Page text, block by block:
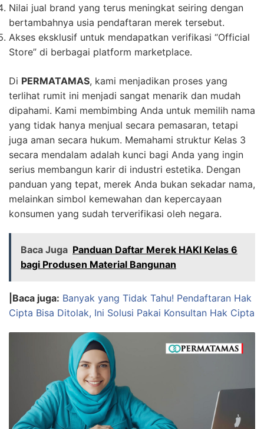
Nilai jual brand yang terus meningkat seiring dengan
bertambahnya usia pendaftaran merek tersebut.
Akses eksklusif untuk mendapatkan verifikasi “Official
Store” di berbagai platform marketplace.
Di PERMATAMAS, kami menjadikan proses yang
terlihat rumit ini menjadi sangat menarik dan mudah
dipahami. Kami membimbing Anda untuk memilih nama
yang tidak hanya menjual secara pemasaran, tetapi
juga aman secara hukum. Memahami struktur Kelas 3
secara mendalam adalah kunci bagi Anda yang ingin
serius membangun karir di industri estetika. Dengan
panduan yang tepat, merek Anda bukan sekadar nama,
melainkan simbol kemewahan dan kepercayaan
konsumen yang sudah terverifikasi oleh negara.
Baca Juga Panduan Daftar Merek HAKI Kelas 6
bagi Produsen Material Bangunan
|Baca juga: Banyak yang Tidak Tahu! Pendaftaran Hak
Cipta Bisa Ditolak, Ini Solusi Pakai Konsultan Hak Cipta